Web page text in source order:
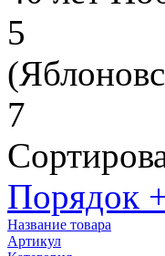
5
7
Порядок
Название товара
Артикул